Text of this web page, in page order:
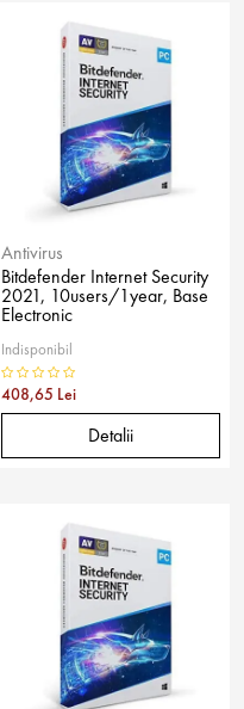
Antivirus
Bitdefender Internet Security
2021, 10users/1year, Base
Electronic
Indisponibil
408,65 Lei
Detalii